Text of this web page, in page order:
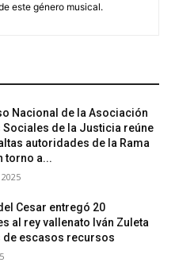
este género musical.
Nacional de la Asociación
Sociales de la Justicia reúne
autoridades de la Rama
torno a...
Cesar entregó 20
al rey vallenato Iván Zuleta
de escasos recursos